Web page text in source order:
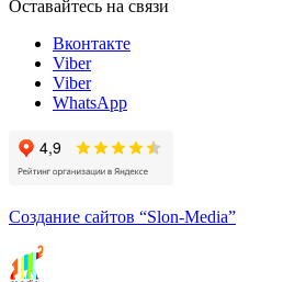
Оставайтесь на связи
Вконтакте
Viber
Viber
WhatsApp
Создание сайтов “Slon-Media”